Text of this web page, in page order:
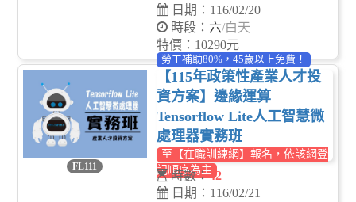
日期：116/02/20
時段： 六/白天
特價：10290元
FL111
勞工補助80%，45歲以上免費！
【115年政策性產業人才投
資方案】邊緣運算
Tensorflow Lite人工智慧微
處理器實務班
至【在職訓練網】報名，依該網登
記順序為主
時數：42
日期：116/02/21